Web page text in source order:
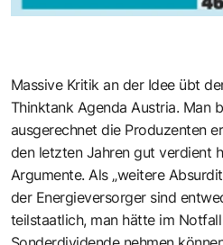
Massive Kritik an der Idee übt
Thinktank Agenda Austria. Man
ausgerechnet die Produzenten
den letzten Jahren gut verdient
Argumente. Als „weitere
der Energieversorger sind
teilstaatlich, man hätte im